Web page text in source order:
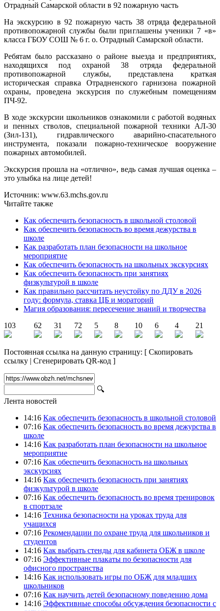
На экскурсию в 92 пожарную часть 38 отряда федеральной
противопожарной службы были приглашены ученики 7 «в»
класса ГБОУ CОШ № 6 г. о. Отрадный Самарской области.
Ребятам было рассказано о районе выезда и предприятиях,
находящихся под охраной 38 отряда федеральной
противопожарной службы, представлена краткая
историческая справка Отрадненского гарнизона пожарной
охраны, проведена экскурсия по служебным помещениям
ПЧ-92.
В ходе экскурсии школьников ознакомили с работой водяных
и пенных стволов, специальной пожарной техники АЛ-30
(Зил-131), гидравлического аварийно-спасательного
инструмента, показали пожарно-техническое вооружение
пожарных автомобилей.
Экскурсия прошла на «отлично», ведь самая лучшая оценка –
это улыбка на лице детей!
Источник: www.63.mchs.gov.ru
Читайте также
Как обеспечить безопасность в школьной столовой
Как обеспечить безопасность во время дежурства в
школе
Как разработать план безопасности на школьное
мероприятие
Как обеспечить безопасность на школьных экскурсиях
Как обеспечить безопасность при занятиях
физкультурой в школе
Как правильно рассчитать неустойку по ДДУ в 2026
году: формула, ставка ЦБ и мораторий
Магия образования: пересечение знаний и творчества
103
62 31 72 5 8 10 6 4 21
Постоянная ссылка на данную страницу: [ Скопировать
ссылку | Сгенерировать QR-код ]
🔍
Лента новостей
14:16 Как обеспечить безопасность в школьной столовой
07:16 Как обеспечить безопасность во время дежурства в
школе
14:16 Как разработать план безопасности на школьное
мероприятие
07:16 Как обеспечить безопасность на школьных
экскурсиях
14:16 Как обеспечить безопасность при занятиях
физкультурой в школе
07:16 Как обеспечить безопасность во время тренировок
в спортзале
14:16 Техника безопасности на уроках труда для
учащихся
07:16 Рекомендации по охране труда для школьников и
студентов
14:16 Как выбрать стенды для кабинета ОБЖ в школе
07:16 Эффективные плакаты по безопасности для
офисного пространства
14:16 Как использовать игры по ОБЖ для младших
школьников
07:16 Как научить детей безопасному поведению дома
14:16 Эффективные способы обсуждения безопасности с